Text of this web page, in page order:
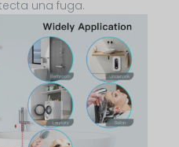
una fuga.